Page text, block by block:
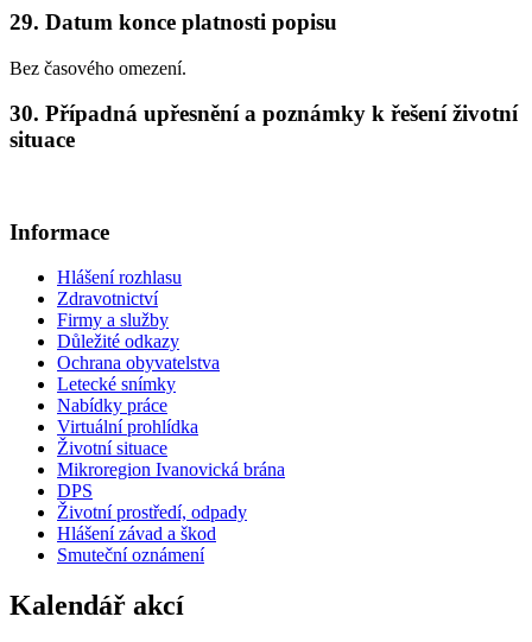
29. Datum konce platnosti popisu
Bez časového omezení.
30. Případná upřesnění a poznámky k řešení životní
situace
Informace
Hlášení rozhlasu
Zdravotnictví
Firmy a služby
Důležité odkazy
Ochrana obyvatelstva
Letecké snímky
Nabídky práce
Virtuální prohlídka
Životní situace
Mikroregion Ivanovická brána
DPS
Životní prostředí, odpady
Hlášení závad a škod
Smuteční oznámení
Kalendář akcí